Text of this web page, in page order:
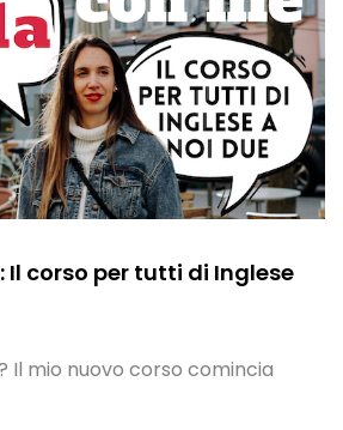
Il corso per tutti di Inglese
Il mio nuovo corso comincia